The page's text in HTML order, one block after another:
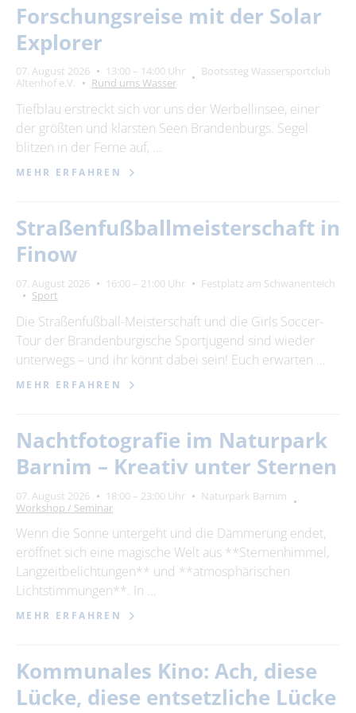
Forschungsreise mit der Solar
Explorer
07. August 2026 13:00 – 14:00 Uhr
Bootssteg Wassersportclub
Altenhof e.V.
Rund ums Wasser
Tiefblau erstreckt sich vor uns der Werbellinsee, einer
der größten und klarsten Seen Brandenburgs. Segel
blitzen in der Ferne auf, …
MEHR ERFAHREN
Straßenfußballmeisterschaft in
Finow
07. August 2026 16:00 – 21:00 Uhr
Festplatz am Schwanenteich
Sport
Die Straßenfußball-Meisterschaft und die Girls Soccer-
Tour der Brandenburgische Sportjugend sind wieder
unterwegs – und ihr könnt dabei sein! Euch erwarten …
MEHR ERFAHREN
Nachtfotografie im Naturpark
Barnim – Kreativ unter Sternen
07. August 2026 18:00 – 23:00 Uhr
Naturpark Barnim
Workshop / Seminar
Wenn die Sonne untergeht und die Dämmerung endet,
eröffnet sich eine magische Welt aus **Sternenhimmel,
Langzeitbelichtungen** und **atmosphärischen
Lichtstimmungen**. In …
MEHR ERFAHREN
Kommunales Kino: Ach, diese
Lücke, diese entsetzliche Lücke